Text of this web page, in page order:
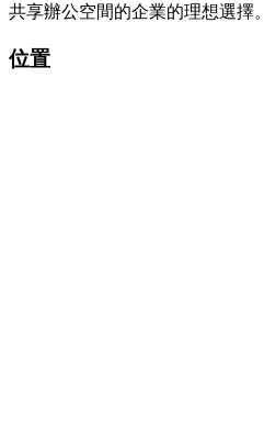
共享辦公空間的企業的理想選擇。
位置